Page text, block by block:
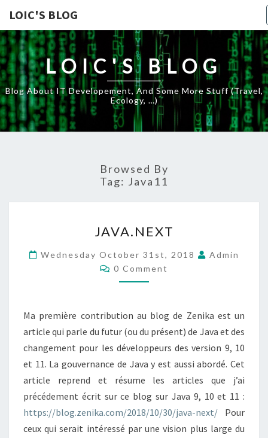
LOIC'S BLOG
LOIC'S BLOG
Blog About IT Developement, And Some More Stuff (travel,
Ecology, …)
Browsed By
Tag: Java11
JAVA.NEXT
Wednesday October 31st, 2018
Admin
Comments
0 Comment
Ma première contribution au blog de Zenika est un
article qui parle du futur (ou du présent) de Java et des
changement pour les développeurs des version 9, 10
et 11. La gouvernance de Java y est aussi abordé. Cet
article reprend et résume les articles que j’ai
précédement écrit sur ce blog sur Java 9, 10 et 11 :
https://blog.zenika.com/2018/10/30/java-next/ Pour
ceux qui serait intéressé par une vision plus large du